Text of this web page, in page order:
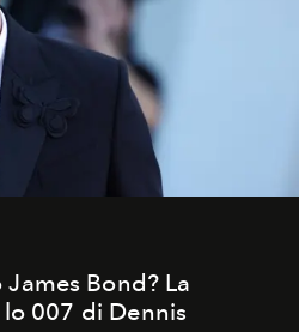
Bond? La
007 di Dennis